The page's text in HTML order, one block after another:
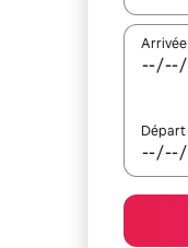
Arrivée
Départ